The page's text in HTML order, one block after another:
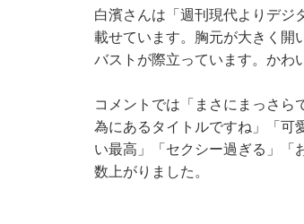
白濱さんは「週刊現代よりデジ
載せています。胸元が大きく開
バストが際立っています。かわ
コメントでは「まさにまっさら
為にあるタイトルですね」「可
い最高」「セクシー過ぎる」「
数上がりました。